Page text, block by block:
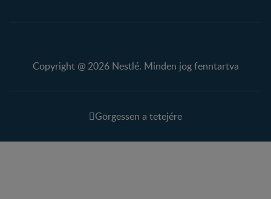
Copyright @ 2026 Nestlé. Minden jog fenntartva
Görgessen a tetejére